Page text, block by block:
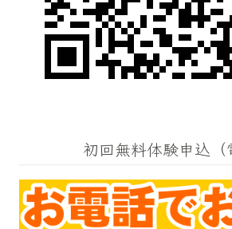
初回無料体験申込（